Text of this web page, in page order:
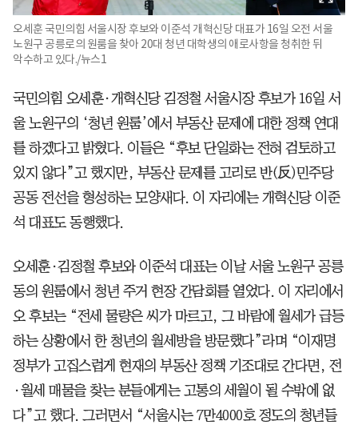
오세훈 국민의힘 서울시장 후보와 이준석 개혁신당 대표가 16일 오전 서울
노원구 공릉로의 원룸을 찾아 20대 청년 대학생의 애로사항을 청취한 뒤
악수하고 있다./뉴스1
국민의힘 오세훈·개혁신당 김정철 서울시장 후보가 16일 서
울 노원구의 ‘청년 원룸’에서 부동산 문제에 대한 정책 연대
를 하겠다고 밝혔다. 이들은 “후보 단일화는 전혀 검토하고
있지 않다”고 했지만, 부동산 문제를 고리로 반(反)민주당
공동 전선을 형성하는 모양새다. 이 자리에는 개혁신당 이준
석 대표도 동행했다.
오세훈·김정철 후보와 이준석 대표는 이날 서울 노원구 공릉
동의 원룸에서 청년 주거 현장 간담회를 열었다. 이 자리에서
오 후보는 “전세 물량은 씨가 마르고, 그 바람에 월세가 급등
하는 상황에서 한 청년의 월세방을 방문했다”라며 “이재명
정부가 고집스럽게 현재의 부동산 정책 기조대로 간다면, 전
·월세 매물을 찾는 분들에게는 고통의 세월이 될 수밖에 없
다”고 했다. 그러면서 “서울시는 7만4000호 정도의 청년들